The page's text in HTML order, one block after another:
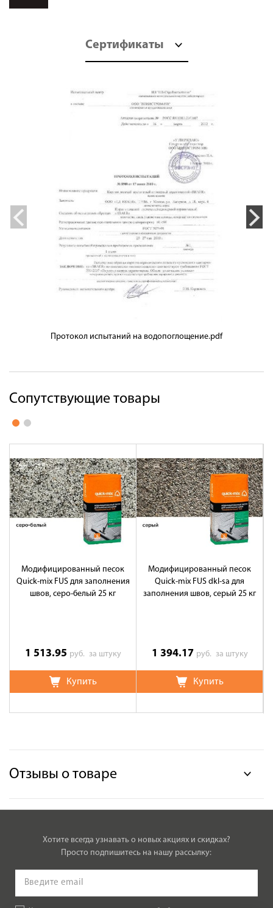
Сертификаты
Протокол испытаний на водопоглощение.pdf
Сопутствующие товары
Модифицированный песок
Quick-mix FUS для заполнения
швов, серо-белый 25 кг
1 513.95 руб. за штуку
Купить
Модифицированный песок
Quick-mix FUS dkl-sa для
заполнения швов, серый 25 кг
1 394.17 руб. за штуку
Купить
Отзывы о товаре
Хотите всегда узнавать о новых акциях и скидках?
Просто подпишитесь на нашу рассылку: